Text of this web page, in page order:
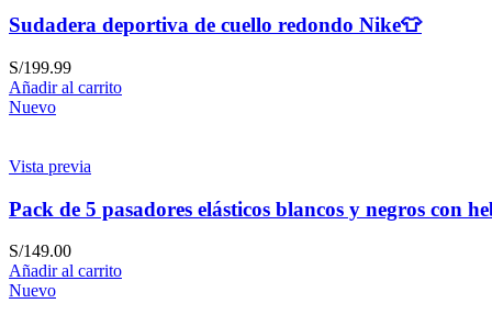
Sudadera deportiva de cuello redondo Nike👕
S/199.99
Añadir al carrito
Nuevo
Vista previa
Pack de 5 pasadores elásticos blancos y negros con
S/149.00
Añadir al carrito
Nuevo